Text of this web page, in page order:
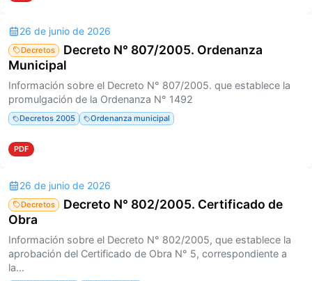
26 de junio de 2026
Decretos
Decreto N° 807/2005. Ordenanza
Municipal
Información sobre el Decreto N° 807/2005. que establece la
promulgación de la Ordenanza N° 1492
Decretos 2005 Ordenanza municipal
PDF
26 de junio de 2026
Decretos
Decreto N° 802/2005. Certificado de
Obra
Información sobre el Decreto N° 802/2005, que establece la
aprobación del Certificado de Obra N° 5, correspondiente a
la...